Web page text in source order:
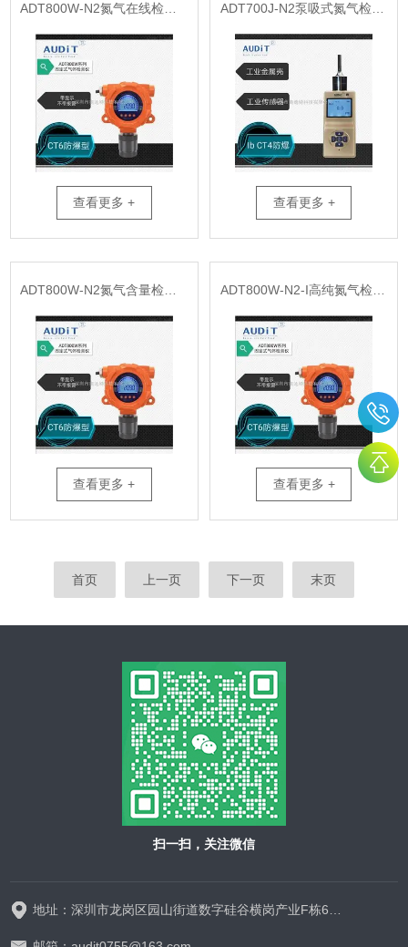
ADT800W-N2氮气在线检测仪
查看更多 +
ADT700J-N2泵吸式氮气检测仪
查看更多 +
ADT800W-N2氮气含量检测仪
查看更多 +
ADT800W-N2-I高纯氮气检测仪
查看更多 +
首页 上一页 下一页 末页
扫一扫，关注微信